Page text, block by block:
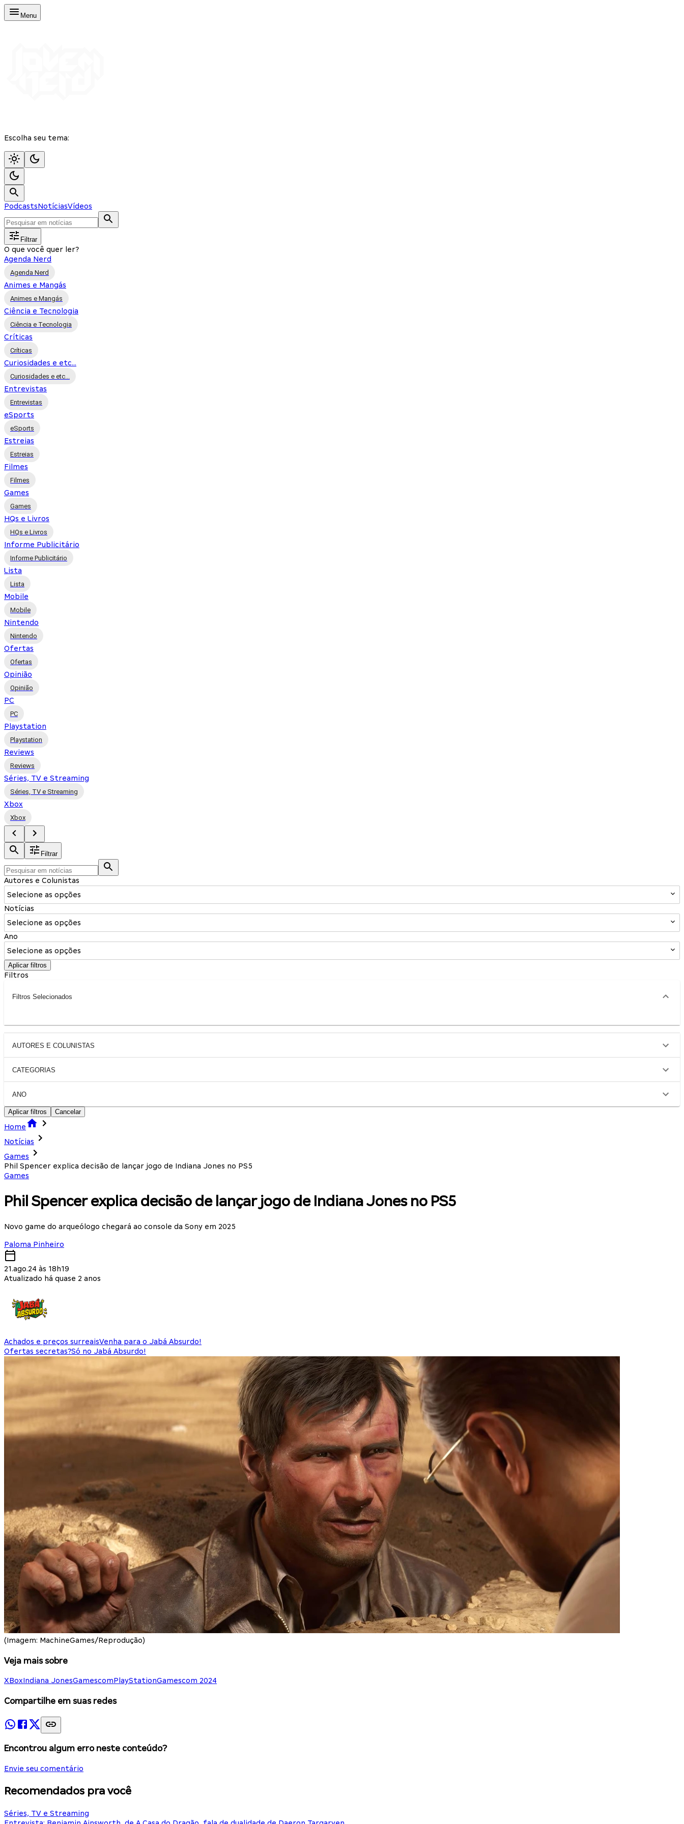
Menu
Escolha seu tema:
PodcastsNotíciasVídeos
Filtrar
O que você quer ler?
Agenda Nerd
Agenda Nerd
Animes e Mangás
Animes e Mangás
Ciência e Tecnologia
Ciência e Tecnologia
Críticas
Críticas
Curiosidades e etc...
Curiosidades e etc...
Entrevistas
Entrevistas
eSports
eSports
Estreias
Estreias
Filmes
Filmes
Games
Games
HQs e Livros
HQs e Livros
Informe Publicitário
Informe Publicitário
Lista
Lista
Mobile
Mobile
Nintendo
Nintendo
Ofertas
Ofertas
Opinião
Opinião
PC
PC
Playstation
Playstation
Reviews
Reviews
Séries, TV e Streaming
Séries, TV e Streaming
Xbox
Xbox
Filtrar
Autores e Colunistas
Selecione as opções
Notícias
Selecione as opções
Ano
Selecione as opções
Aplicar filtros
Filtros
Filtros Selecionados
AUTORES E COLUNISTAS
CATEGORIAS
ANO
Aplicar filtros Cancelar
Home
Notícias
Games
Phil Spencer explica decisão de lançar jogo de Indiana Jones no PS5
Games
Phil Spencer explica decisão de lançar jogo de Indiana Jones no PS5
Novo game do arqueólogo chegará ao console da Sony em 2025
Paloma Pinheiro
21.ago.24 às 18h19
Atualizado há quase 2 anos
Achados e preços surreaisVenha para o Jabá Absurdo!
Ofertas secretas?Só no Jabá Absurdo!
(Imagem: MachineGames/Reprodução)
Veja mais sobre
XBoxIndiana JonesGamescomPlayStationGamescom 2024
Compartilhe em suas redes
Encontrou algum erro neste conteúdo?
Envie seu comentário
Recomendados pra você
Séries, TV e Streaming